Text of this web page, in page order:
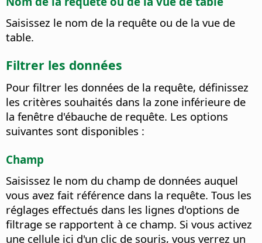
Saisissez le nom de la requête ou de la vue de
table.
Filtrer les données
Pour filtrer les données de la requête, définissez
les critères souhaités dans la zone inférieure de
la fenêtre d'ébauche de requête. Les options
suivantes sont disponibles :
Champ
Saisissez le nom du champ de données auquel
vous avez fait référence dans la requête. Tous les
réglages effectués dans les lignes d'options de
filtrage se rapportent à ce champ. Si vous activez
une cellule ici d'un clic de souris, vous verrez un